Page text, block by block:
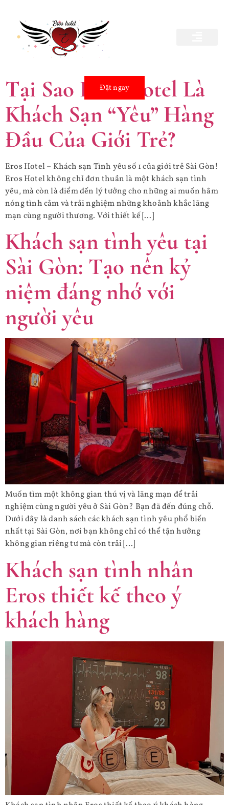
Đặt ngay
Thẻ:eros hotel
Tại Sao Eros Hotel Là
Khách Sạn “Yêu” Hàng
Đầu Của Giới Trẻ?
Eros Hotel – Khách sạn Tình yêu số 1 của giới trẻ Sài Gòn!
Eros Hotel không chỉ đơn thuần là một khách sạn tình
yêu, mà còn là điểm đến lý tưởng cho những ai muốn hâm
nóng tình cảm và trải nghiệm những khoảnh khắc lãng
mạn cùng người thương. Với thiết kế […]
Khách sạn tình yêu tại
Sài Gòn: Tạo nên kỷ
niệm đáng nhớ với
người yêu
Muốn tìm một không gian thú vị và lãng mạn để trải
nghiệm cùng người yêu ở Sài Gòn? Bạn đã đến đúng chỗ.
Dưới đây là danh sách các khách sạn tình yêu phổ biến
nhất tại Sài Gòn, nơi bạn không chỉ có thể tận hưởng
không gian riêng tư mà còn trải […]
Khách sạn tình nhân
Eros thiết kế theo ý
khách hàng